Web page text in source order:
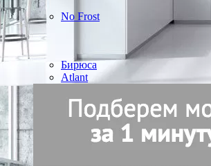
No Frost
Бирюса
Atlant